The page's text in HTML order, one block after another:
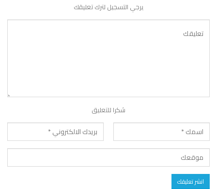
يرجي التسجيل لترك تعليقك
شكرا للتعليق